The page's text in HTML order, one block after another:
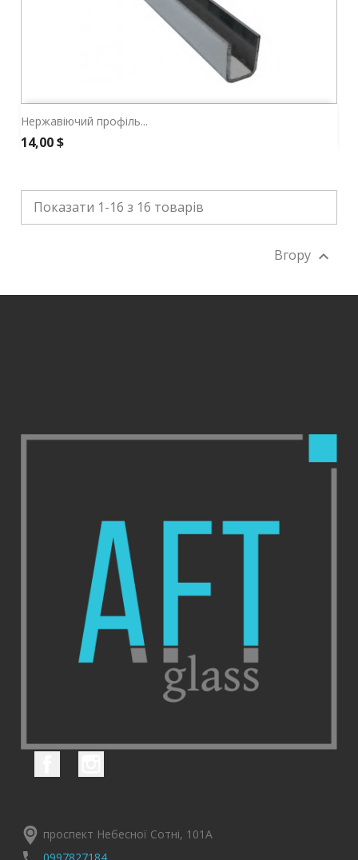
Нержавіючий профіль...
Ціна
14,00 $
Показати 1-16 з 16 товарів
Вгору 
проспект Небесної Сотні, 101А